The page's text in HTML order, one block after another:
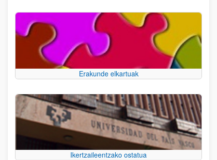
Erakunde elkartuak
Ikertzaileentzako ostatua